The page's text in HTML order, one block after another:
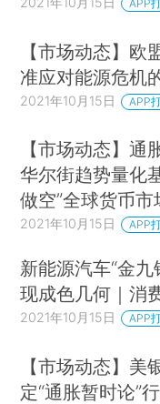
APP
【市场动态】欧
准应对能源危机
2021年10月15日 APP
【市场动态】通
华尔街趋势量化
做空”全球货币市
2021年10月15日 APP
新能源汽车“金九
现成色几何｜消
2021年10月15日 APP
【市场动态】美
定“通胀暂时论”